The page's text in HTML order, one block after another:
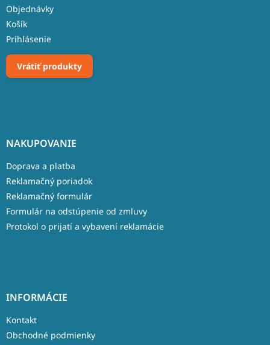
Objednávky
Košík
Prihlásenie
Vrátiť produkty
NAKUPOVANIE
Doprava a platba
Reklamačný poriadok
Reklamačný formulár
Formulár na odstúpenie od zmluvy
Protokol o prijatí a vybavení reklamácie
INFORMÁCIE
Kontakt
Obchodné podmienky